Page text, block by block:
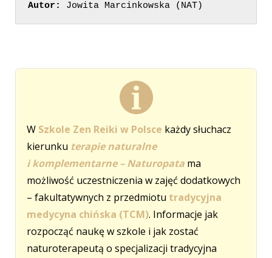
Autor: Jowita Marcinkowska (NAT)
W Szkole Zen Reiki w Polsce każdy słuchacz
kierunku terapie naturalne
i komplementarne – Naturopata ma
możliwość uczestniczenia w zajęć dodatkowych
– fakultatywnych z przedmiotu tradycyjna
medycyna chińska (TCM). Informacje jak
rozpocząć naukę w szkole i jak zostać
naturoterapeutą o specjalizacji tradycyjna